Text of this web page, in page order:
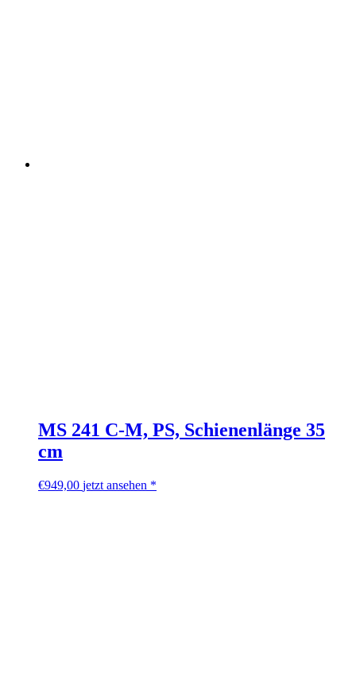
MS 241 C-M, PS, Schienenlänge 35
cm
€949,00 jetzt ansehen *